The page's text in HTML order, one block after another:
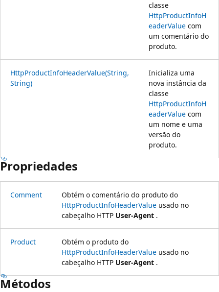
classe
HttpProductInfoH
eaderValue com
um comentário do
produto.
HttpProductInfoHeaderValue(String,
String)
Inicializa uma
nova instância da
classe
HttpProductInfoH
eaderValue com
um nome e uma
versão do
produto.
Propriedades
Comment
Obtém o comentário do produto do
HttpProductInfoHeaderValue usado no
cabeçalho HTTP User-Agent .
Product
Obtém o produto do
HttpProductInfoHeaderValue usado no
cabeçalho HTTP User-Agent .
Métodos